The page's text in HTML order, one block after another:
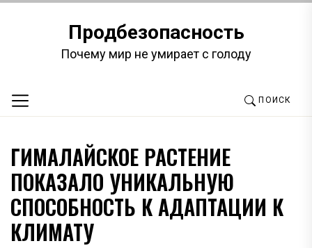
содержимомуПродбезопасность
Почему мир не умирает с голоду
ПОИСК
ГИМАЛАЙСКОЕ РАСТЕНИЕ
ПОКАЗАЛО УНИКАЛЬНУЮ
СПОСОБНОСТЬ К АДАПТАЦИИ К
КЛИМАТУ